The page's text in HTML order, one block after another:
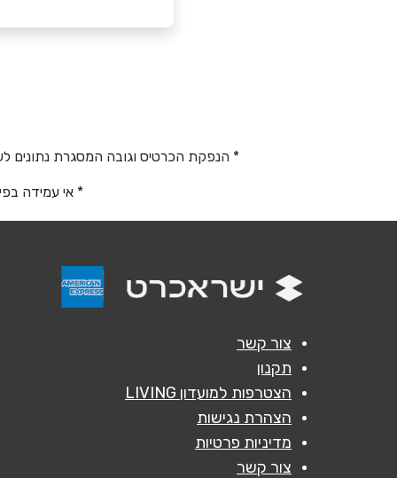
נושא
* הנפקת הכרטיס וגובה המסגרת נתונים
* אי עמידה
צור קשר
תקנון
הצטרפות למועדון LIVING
הצהרת נגישות
מדיניות פרטיות
צור קשר